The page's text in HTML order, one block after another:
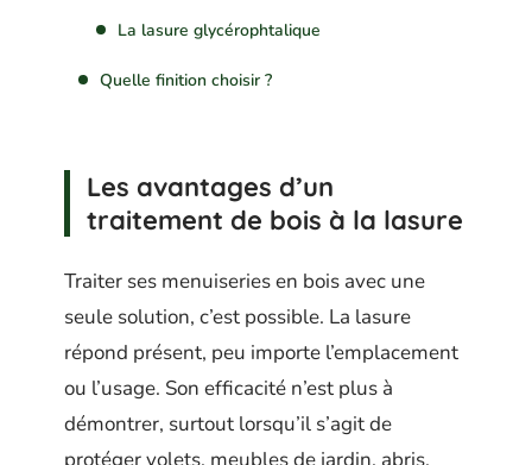
La lasure glycérophtalique
Quelle finition choisir ?
Les avantages d’un
traitement de bois à la lasure
Traiter ses menuiseries en bois avec une
seule solution, c’est possible. La lasure
répond présent, peu importe l’emplacement
ou l’usage. Son efficacité n’est plus à
démontrer, surtout lorsqu’il s’agit de
protéger volets, meubles de jardin, abris,